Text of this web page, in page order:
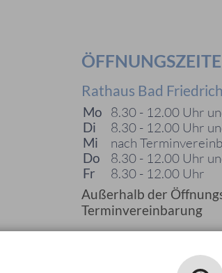
Rathaus Bad
Mo 8.30 - 12.00 Uhr
Di 8.30 - 12.00 Uhr
Mi nach
Do 8.30 - 12.00 Uhr
Fr 8.30 - 12.00 Uhr
Außerhalb der
Terminvereinbarung